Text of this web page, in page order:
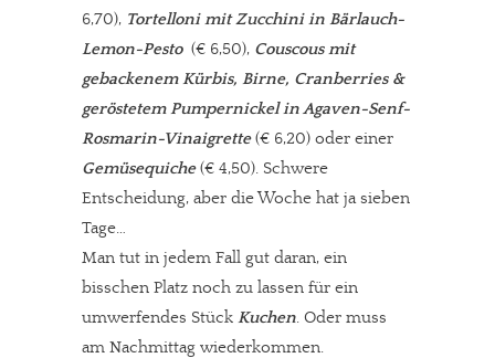
6,70), Tortelloni mit Zucchini in Bärlauch-
Lemon-Pesto (€ 6,50), Couscous mit
gebackenem Kürbis, Birne, Cranberries &
geröstetem Pumpernickel in Agaven-Senf-
Rosmarin-Vinaigrette(€ 6,20) oder einer
Gemüsequiche(€ 4,50). Schwere
Entscheidung, aber die Woche hat ja sieben
Tage…
Man tut in jedem Fall gut daran, ein
bisschen Platz noch zu lassen für ein
umwerfendes Stück Kuchen. Oder muss
am Nachmittag wiederkommen.